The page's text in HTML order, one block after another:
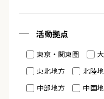
活動拠点
東京・関東圏
東北地方
北陸
中部地方
中国